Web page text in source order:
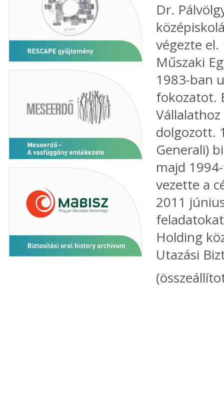
Dr.
végezte
Műszaki
1983-ban
fokozatot.
dolgozott.
Generali)
majd
vezette a
2011
Holding
Utazási